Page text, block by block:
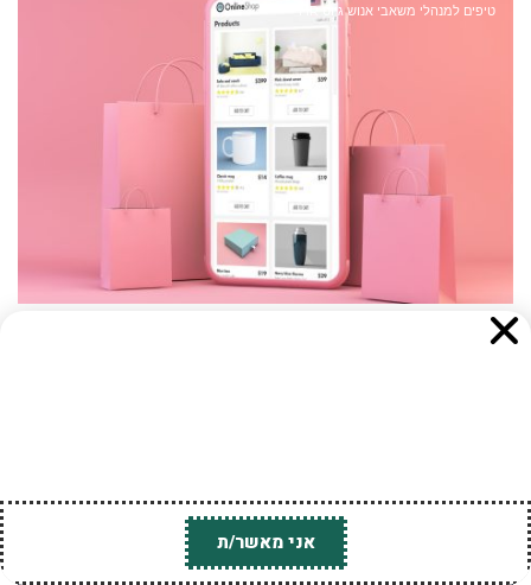
טיפים למנהלי משאבי אנוש גיוס HR
OPENAI והמהפכה השקטה בעולם ה־E-COMMERCE
קרא עוד ←
לראש
אנו משתמשים בקובצי Cookies לצורך הפעלת האתר, שיפור
חוויית הגלישה והתאמת תכנים ופרסומים. בלחיצה על "אישור"
ובהמשך השימוש באתר, אתם מסכימים לשימוש כאמור. לקריאת
מדיניות הפרטיות ומדיניות ה-Cookies
לחצו כאן
אני מאשר/ת